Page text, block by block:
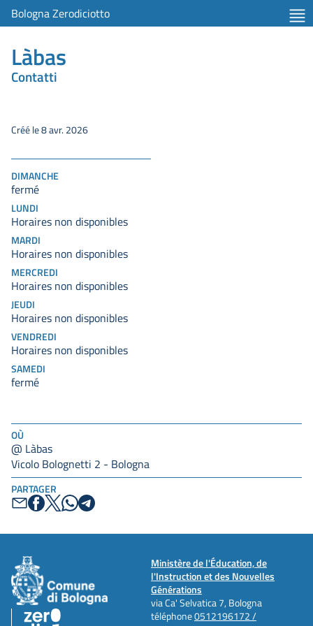
Bologna Zerodiciotto
OÙ
@ Làbas
Vicolo Bolognetti 2 - Bologna
PARTAGER
Làbas
Contatti
DIMANCHE
fermé
LUNDI
Horaires non disponibles
MARDI
Horaires non disponibles
MERCREDI
Horaires non disponibles
JEUDI
Horaires non disponibles
VENDREDI
Horaires non disponibles
SAMEDI
fermé
Créé le 8 avr. 2026
Ministère de l'Éducation, de
l'Instruction et des Nouvelles
Générations
via Ca' Selvatica 7, Bologna
téléphone0512196172 /